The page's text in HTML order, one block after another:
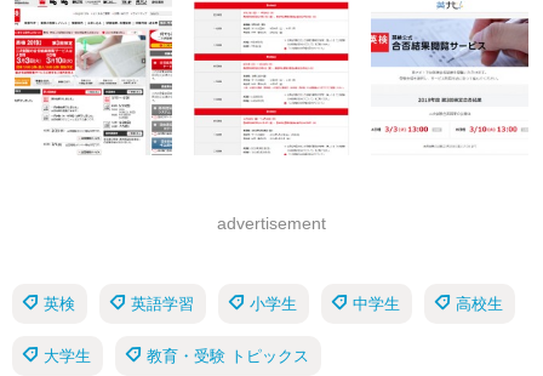
advertisement
英検 英語学習 小学生 中学生 高校生
大学生 教育・受験 トピックス